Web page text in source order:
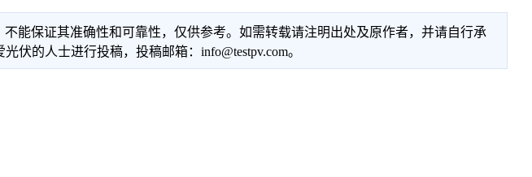
能保证其准确性和可靠性，仅供参考。如需转载请注明出处及原作者，并请自行承
的人士进行投稿，投稿邮箱：info@testpv.com。